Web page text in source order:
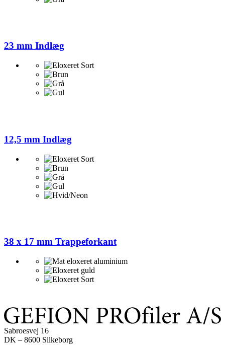
23 mm Indlæg
12,5 mm Indlæg
38 x 17 mm Trappeforkant
Sabroesvej 16
DK – 8600 Silkeborg